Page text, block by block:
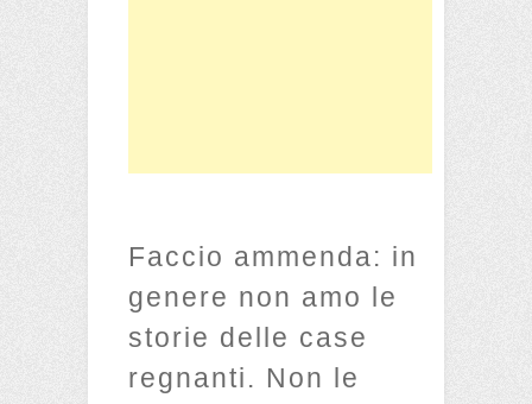
Faccio ammenda: in
genere non amo le
storie delle case
regnanti. Non le